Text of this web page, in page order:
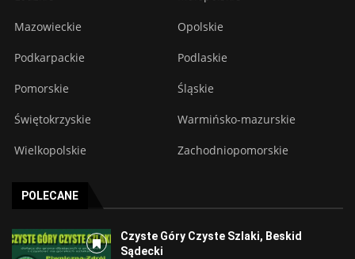
Mazowieckie Opolskie
Podkarpackie Podlaskie
Pomorskie Śląskie
Świętokrzyskie Warmińsko-mazurskie
Wielkopolskie Zachodniopomorskie
POLECANE
Czyste Góry Czyste Szlaki, Beskid
Sądecki